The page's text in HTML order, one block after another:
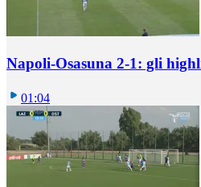
Napoli-Osasuna 2-1: gli
01:04